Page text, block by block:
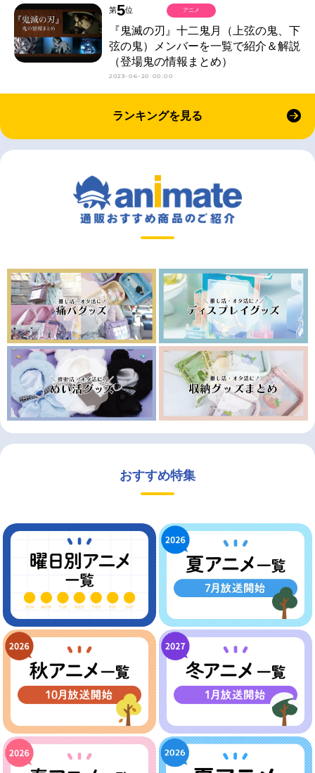
第5位
『鬼滅の刃』十二鬼月（上弦の鬼、下
弦の鬼）メンバーを一覧で紹介＆解説
（登場鬼の情報まとめ）
2023-06-20 00:00
アニメ
ランキングを見る
おすすめ特集